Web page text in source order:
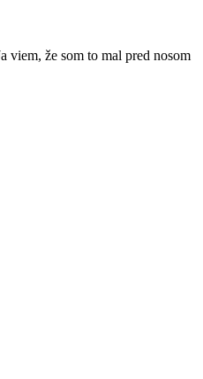
viem, že som to mal pred nosom